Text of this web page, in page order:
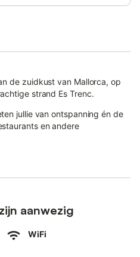
de zuidkust van Mallorca, op
strand Es Trenc.
jullie van ontspanning én de
en andere
wasmachine, droger,
aanwezig
WiFi